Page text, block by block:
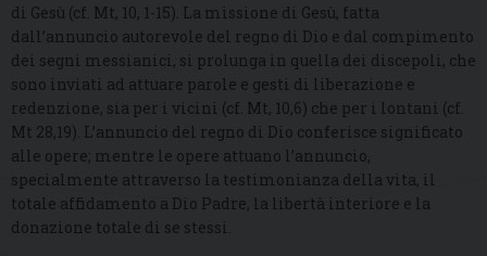
di Gesù (cf. Mt, 10, 1-15). La missione di Gesù, fatta
dall’annuncio autorevole del regno di Dio e dal compimento
dei segni messianici, si prolunga in quella dei discepoli, che
sono inviati ad attuare parole e gesti di liberazione e
redenzione, sia per i vicini (cf. Mt, 10,6) che per i lontani (cf.
Mt 28,19). L’annuncio del regno di Dio conferisce significato
alle opere; mentre le opere attuano l’annuncio,
specialmente attraverso la testimonianza della vita, il
totale affidamento a Dio Padre, la libertà interiore e la
donazione totale di se stessi.